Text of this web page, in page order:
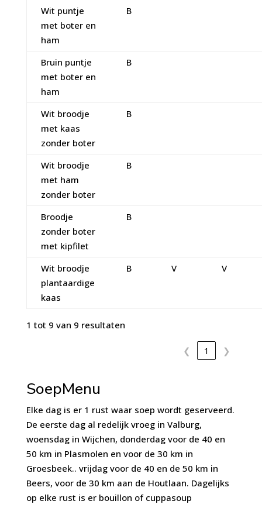
Wit puntje
met boter en
ham
B
Bruin puntje
met boter en
ham
B
Wit broodje
met kaas
zonder boter
B
Wit broodje
met ham
zonder boter
B
Broodje
zonder boter
met kipfilet
B
Wit broodje
plantaardige
kaas
B V V
1 tot 9 van 9 resultaten
❮ 1 ❯
SoepMenu
Elke dag is er 1 rust waar soep wordt geserveerd.
De eerste dag al redelijk vroeg in Valburg,
woensdag in Wijchen, donderdag voor de 40 en
50 km in Plasmolen en voor de 30 km in
Groesbeek.. vrijdag voor de 40 en de 50 km in
Beers, voor de 30 km aan de Houtlaan. Dagelijks
op elke rust is er bouillon of cuppasoup